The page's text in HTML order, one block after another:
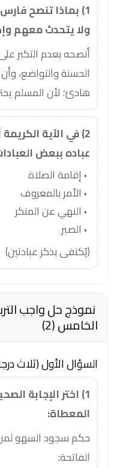
1) بماذا تنصح
ولا يتحدث معهم
أنصحه بعدم التكبر
الحسنة والتواضع،
هادئ؛ لأن المسلم
2) في الآية
عباده ببعض
إقامة الصلاة
الأمر بالمعروف
النهي عن المنكر
الصبر
(يُكتفى بذكر عبادتين)
نموذج حل واجب
الخامس (2)
السؤال الأول (ثلاث
1) اختر الإجابة
المعطاة:
حكم سجود السهو
الفاتحة: